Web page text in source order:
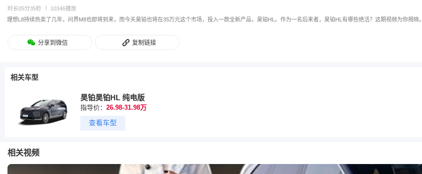
时长05分35秒 10346播放
理想L8持续热卖了几年，问界M8也即将到来，而今天昊铂也将在35万元这个市场，投入一款全新产品，昊铂HL。作为一名后来者，昊铂HL有哪些绝活？这期视频为你揭晓。
分享到微信 复制链接
相关车型
昊铂昊铂HL 纯电版
指导价： 26.98-31.98万
查看车型
相关视频